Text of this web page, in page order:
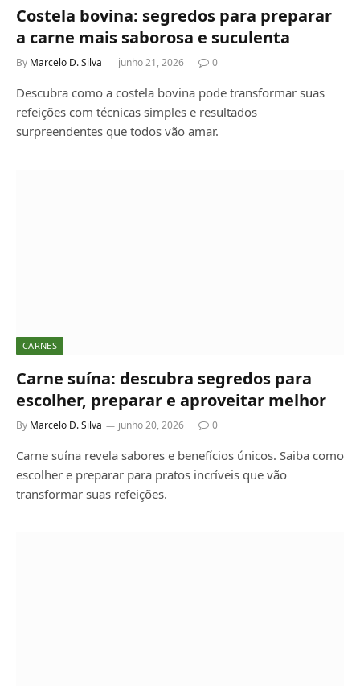
Costela bovina: segredos para preparar
a carne mais saborosa e suculenta
By Marcelo D. Silva junho 21, 2026 0
Descubra como a costela bovina pode transformar suas
refeições com técnicas simples e resultados
surpreendentes que todos vão amar.
CARNES
Carne suína: descubra segredos para
escolher, preparar e aproveitar melhor
By Marcelo D. Silva junho 20, 2026 0
Carne suína revela sabores e benefícios únicos. Saiba como
escolher e preparar para pratos incríveis que vão
transformar suas refeições.